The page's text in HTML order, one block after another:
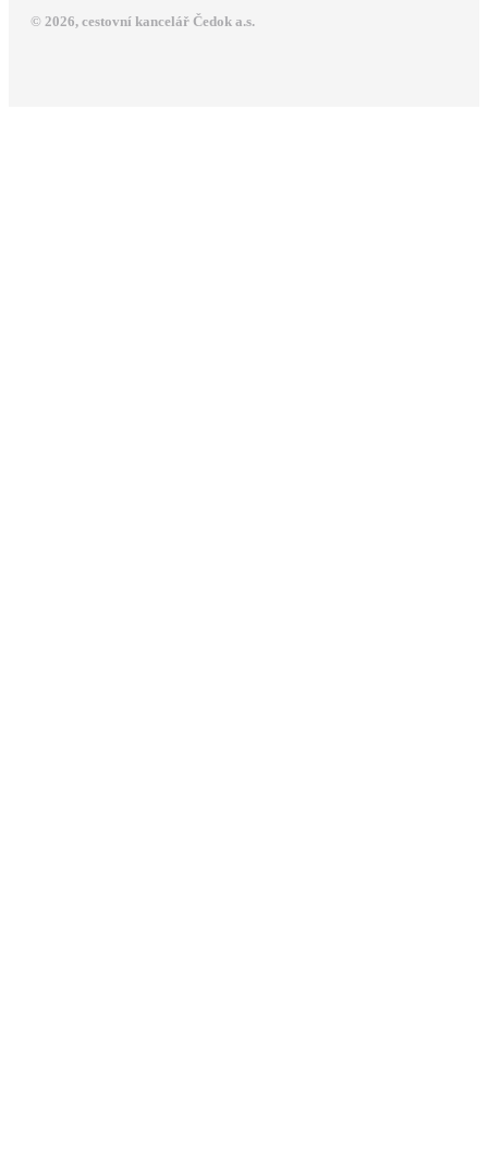
© 2026, cestovní kancelář Čedok a.s.